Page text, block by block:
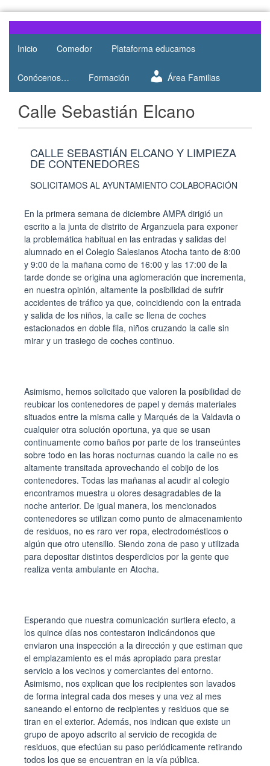
AMPA
Salesianos
Atocha
AMPA del
Colegio
de Atocha
Inicio Comedor Plataforma educamos
Conócenos… Formación Área Familias
Calle Sebastián Elcano
CALLE SEBASTIÁN ELCANO Y LIMPIEZA
DE CONTENEDORES
SOLICITAMOS AL AYUNTAMIENTO COLABORACIÓN
En la primera semana de diciembre AMPA dirigió un
escrito a la junta de distrito de Arganzuela para exponer
la problemática habitual en las entradas y salidas del
alumnado en el Colegio Salesianos Atocha tanto de 8:00
y 9:00 de la mañana como de 16:00 y las 17:00 de la
tarde donde se origina una aglomeración que incrementa,
en nuestra opinión, altamente la posibilidad de sufrir
accidentes de tráfico ya que, coincidiendo con la entrada
y salida de los niños, la calle se llena de coches
estacionados en doble fila, niños cruzando la calle sin
mirar y un trasiego de coches continuo.
Asimismo, hemos solicitado que valoren la posibilidad de
reubicar los contenedores de papel y demás materiales
situados entre la misma calle y Marqués de la Valdavia o
cualquier otra solución oportuna, ya que se usan
continuamente como baños por parte de los transeúntes
sobre todo en las horas nocturnas cuando la calle no es
altamente transitada aprovechando el cobijo de los
contenedores. Todas las mañanas al acudir al colegio
encontramos muestra u olores desagradables de la
noche anterior. De igual manera, los mencionados
contenedores se utilizan como punto de almacenamiento
de residuos, no es raro ver ropa, electrodomésticos o
algún que otro utensilio. Siendo zona de paso y utilizada
para depositar distintos desperdicios por la gente que
realiza venta ambulante en Atocha.
Esperando que nuestra comunicación surtiera efecto, a
los quince días nos contestaron indicándonos que
enviaron una inspección a la dirección y que estiman que
el emplazamiento es el más apropiado para prestar
servicio a los vecinos y comerciantes del entorno.
Asimismo, nos explican que los recipientes son lavados
de forma integral cada dos meses y una vez al mes
saneando el entorno de recipientes y residuos que se
tiran en el exterior. Además, nos indican que existe un
grupo de apoyo adscrito al servicio de recogida de
residuos, que efectúan su paso periódicamente retirando
todos los que se encuentran en la vía pública.